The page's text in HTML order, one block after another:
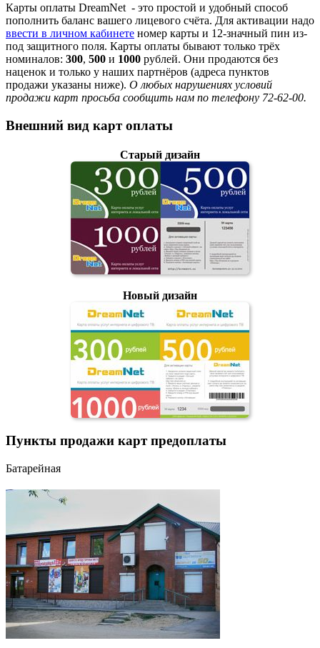
Карты оплаты DreamNet - это простой и удобный способ
пополнить баланс вашего лицевого счёта. Для активации надо
ввести в личном кабинете номер карты и 12-значный пин из-
под защитного поля. Карты оплаты бывают только трёх
номиналов: 300, 500 и 1000 рублей. Они продаются без
наценок и только у наших партнёров (адреса пунктов
продажи указаны ниже). О любых нарушениях условий
продажи карт просьба сообщить нам по телефону 72-62-00.
Внешний вид карт оплаты
Старый дизайн
Новый дизайн
Пункты продажи карт предоплаты
Батарейная